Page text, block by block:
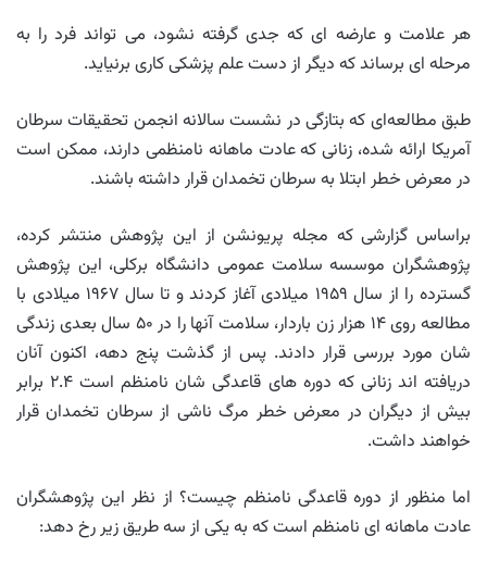
هر علامت و عارضه ای که جدی گرفته نشود، می تواند فرد را به
مرحله ای برساند که دیگر از دست علم پزشکی کاری برنیاید.
طبق مطالعه‌ای که بتازگی در نشست سالانه انجمن تحقیقات سرطان
آمریکا ارائه شده، زنانی که عادت ماهانه نامنظمی دارند، ممکن است
در معرض خطر ابتلا به سرطان تخمدان قرار داشته باشند.
براساس گزارشی که مجله پریونشن از این پژوهش منتشر کرده،
پژوهشگران موسسه سلامت عمومی دانشگاه برکلی، این پژوهش
گسترده را از سال ۱۹۵۹ میلادی آغاز کردند و تا سال ۱۹۶۷ میلادی با
مطالعه روی ۱۴ هزار زن باردار، سلامت آنها را در ۵۰ سال بعدی زندگی
شان مورد بررسی قرار دادند. پس از گذشت پنج دهه، اکنون آنان
دریافته اند زنانی که دوره های قاعدگی شان نامنظم است ۲.۴ برابر
بیش از دیگران در معرض خطر مرگ ناشی از سرطان تخمدان قرار
خواهند داشت.
اما منظور از دوره قاعدگی نامنظم چیست؟ از نظر این پژوهشگران
عادت ماهانه ای نامنظم است که به یکی از سه طریق زیر رخ دهد: